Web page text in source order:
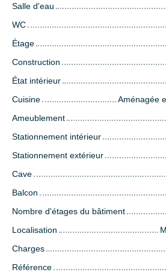
Salle d'eau
WC
Étage
Construction
État intérieur
Cuisine
Aménagée
Ameublement
Stationnement intérieur
Stationnement extérieur
Cave
Balcon
Nombre d'étages du bâtiment
Localisation
Charges
Référence